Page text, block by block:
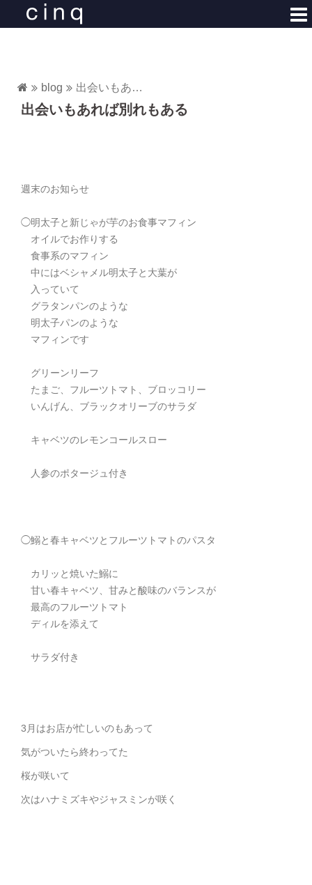
blog 出会いもあれば別れもある
出会いもあれば別れもある
週末のお知らせ
◯明太子と新じゃが芋のお食事マフィン
オイルでお作りする
食事系のマフィン
中にはベシャメル明太子と大葉が
入っていて
グラタンパンのような
明太子パンのような
マフィンです
グリーンリーフ
たまご、フルーツトマト、ブロッコリー
いんげん、ブラックオリーブのサラダ
キャベツのレモンコールスロー
人参のポタージュ付き
◯鰯と春キャベツとフルーツトマトのパスタ
カリッと焼いた鰯に
甘い春キャベツ、甘みと酸味のバランスが
最高のフルーツトマト
ディルを添えて
サラダ付き
3月はお店が忙しいのもあって
気がついたら終わってた
桜が咲いて
次はハナミズキやジャスミンが咲く